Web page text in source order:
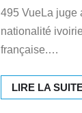
495 VueLa juge
nationalité
française.…
LIRE LA